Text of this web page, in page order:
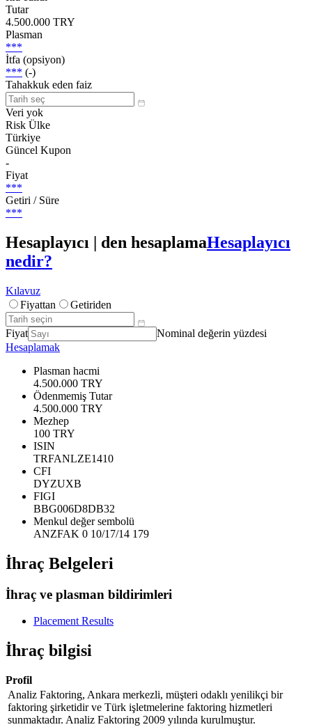
Tutar
4.500.000 TRY
Plasman
***
İtfa (opsiyon)
*** (-)
Tahakkuk eden faiz
Veri yok
Risk Ülke
Türkiye
Güncel Kupon
-
Fiyat
***
Getiri / Süre
***
Hesaplayıcı | den hesaplamaHesaplayıcı
nedir?
Kılavuz
Fiyattan
Getiriden
Fiyat
Nominal değerin yüzdesi
Hesaplamak
Plasman hacmi
4.500.000 TRY
Ödenmemiş Tutar
4.500.000 TRY
Mezhep
100 TRY
ISIN
TRFANLZE1410
CFI
DYZUXB
FIGI
BBG006D8DB32
Menkul değer sembolü
ANZFAK 0 10/17/14 179
İhraç Belgeleri
İhraç ve plasman bildirimleri
Placement Results
İhraç bilgisi
Profil
Analiz Faktoring, Ankara merkezli, müşteri odaklı yenilikçi bir
faktoring şirketidir ve Türk işletmelerine faktoring hizmetleri
sunmaktadır. Analiz Faktoring 2009 yılında kurulmuştur.